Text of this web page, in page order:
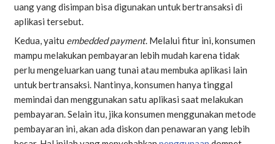
uang yang disimpan bisa digunakan untuk bertransaksi di
aplikasi tersebut.
Kedua, yaitu embedded payment. Melalui fitur ini, konsumen
mampu melakukan pembayaran lebih mudah karena tidak
perlu mengeluarkan uang tunai atau membuka aplikasi lain
untuk bertransaksi. Nantinya, konsumen hanya tinggal
memindai dan menggunakan satu aplikasi saat melakukan
pembayaran. Selain itu, jika konsumen menggunakan metode
pembayaran ini, akan ada diskon dan penawaran yang lebih